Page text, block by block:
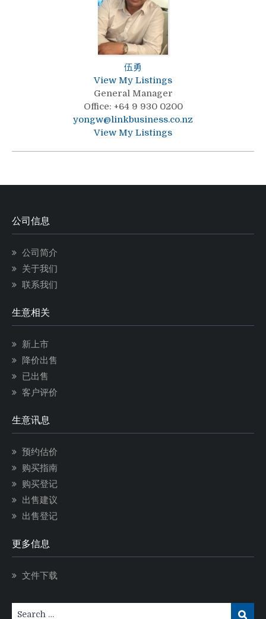
伍勇
View My Listings
General Manager
Office: +64 9 930 0200
yongw@linkbusiness.co.nz
View My Listings
公司信息
公司简介
关于我们
联系我们
生意相关
新上市
降价出售
已出售
客户评价
生意讯息
预约估价
购买指南
购买登记
出售建议
出售登记
更多信息
文件下载